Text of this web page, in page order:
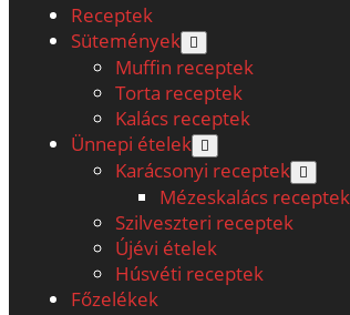
Receptek
Sütemények
open
menu
Muffin receptek
Torta receptek
Kalács receptek
Ünnepi ételek
open
menu
Karácsonyi receptek
open
menu
Mézeskalács receptek
Szilveszteri receptek
Újévi ételek
Húsvéti receptek
Főzelékek